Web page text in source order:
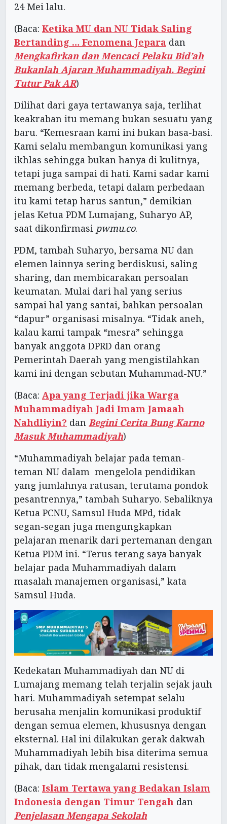
24 Mei lalu.
(Baca: Ketika MU dan NU Tidak Saling
Bertanding … Fenomena Jepara dan
Mengkafirkan dan Mencaci Pelaku Bid’ah
Bukanlah Ajaran Muhammadiyah. Begini
Tutur Pak AR)
Dilihat dari gaya tertawanya saja, terlihat
keakraban itu memang bukan sesuatu yang
baru. “Kemesraan kami ini bukan basa-basi.
Kami selalu membangun komunikasi yang
ikhlas sehingga bukan hanya di kulitnya,
tetapi juga sampai di hati. Kami sadar kami
memang berbeda, tetapi dalam perbedaan
itu kami tetap harus santun,” demikian
jelas Ketua PDM Lumajang, Suharyo AP,
saat dikonfirmasi pwmu.co.
PDM, tambah Suharyo, bersama NU dan
elemen lainnya sering berdiskusi, saling
sharing, dan membicarakan persoalan
keumatan. Mulai dari hal yang serius
sampai hal yang santai, bahkan persoalan
“dapur” organisasi misalnya. “Tidak aneh,
kalau kami tampak “mesra” sehingga
banyak anggota DPRD dan orang
Pemerintah Daerah yang mengistilahkan
kami ini dengan sebutan Muhammad-NU.”
(Baca: Apa yang Terjadi jika Warga
Muhammadiyah Jadi Imam Jamaah
Nahdliyin? dan Begini Cerita Bung Karno
Masuk Muhammadiyah)
“Muhammadiyah belajar pada teman-
teman NU dalam mengelola pendidikan
yang jumlahnya ratusan, terutama pondok
pesantrennya,” tambah Suharyo. Sebaliknya
Ketua PCNU, Samsul Huda MPd, tidak
segan-segan juga mengungkapkan
pelajaran menarik dari pertemanan dengan
Ketua PDM ini. “Terus terang saya banyak
belajar pada Muhammadiyah dalam
masalah manajemen organisasi,” kata
Samsul Huda.
Kedekatan Muhammadiyah dan NU di
Lumajang memang telah terjalin sejak jauh
hari. Muhammadiyah setempat selalu
berusaha menjalin komunikasi produktif
dengan semua elemen, khususnya dengan
eksternal. Hal ini dilakukan gerak dakwah
Muhammadiyah lebih bisa diterima semua
pihak, dan tidak mengalami resistensi.
(Baca: Islam Tertawa yang Bedakan Islam
Indonesia dengan Timur Tengah dan
Penjelasan Mengapa Sekolah